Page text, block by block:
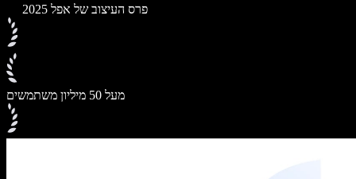
פרס העיצוב של אפל 2025
מעל 50 מיליון משתמשים